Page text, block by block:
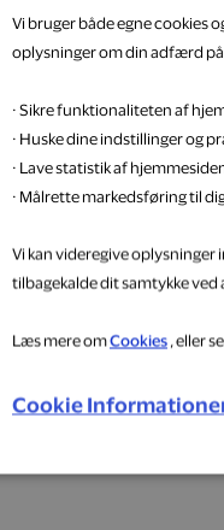
Vi bruger både egne cookies
oplysninger om din adfærd
· Sikre funktionaliteten af
· Huske dine indstillinger og
· Lave statistik af
· Målrette markedsføring til
Vi kan videregive
tilbagekalde dit samtykke
Læs mere omCookies , eller
Cookie